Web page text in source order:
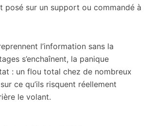
posé sur un support ou commandé à
l’information sans la
s’enchaînent, la panique
: un flou total chez de nombreux
ce qu’ils risquent réellement
le volant.